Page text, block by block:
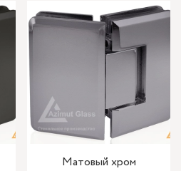
Матовый хром